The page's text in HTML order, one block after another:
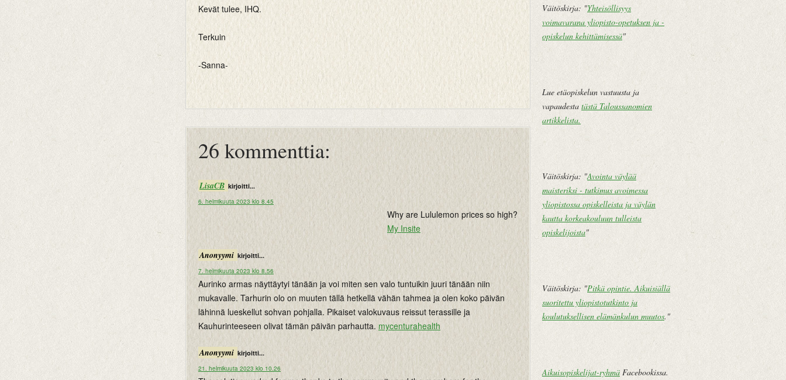
Kevät tulee, IHQ.
Terkuin
-Sanna-
26 kommenttia:
LisaCB kirjoitti...
6. helmikuuta 2023 klo 8.45
Why are Lululemon prices so high?
My Insite
Anonyymi kirjoitti...
7. helmikuuta 2023 klo 8.56
Aurinko armas näyttäytyi tänään ja voi miten sen valo tuntuikin juuri tänään niin
mukavalle. Tarhurin olo on muuten tällä hetkellä vähän tahmea ja olen koko päivän
lähinnä lueskellut sohvan pohjalla. Pikaiset valokuvaus reissut terassille ja
Kauhurinteeseen olivat tämän päivän parhautta. mycenturahealth
Anonyymi kirjoitti...
21. helmikuuta 2023 klo 10.26
Väitöskirja: "Yhteisöllisyys
voimavarana yliopisto-opetuksen ja -
opiskelun kehittämisessä"
Lue etäopiskelun vastuusta ja
vapaudesta tästä Taloussanomien
artikkelista.
Väitöskirja: "Avointa väylää
maisteriksi - tutkimus avoimessa
yliopistossa opiskelleista ja väylän
kautta korkeakouluun tulleista
opiskelijoista"
Väitöskirja: "Pitkä opintie. Aikuisiällä
suoritettu yliopistotutkinto ja
koulutuksellisen elämänkulun muutos."
Aikuisopiskelijat-ryhmä Facebookissa.